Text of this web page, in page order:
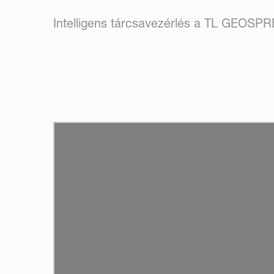
Intelligens tárcsavezérlés a TL